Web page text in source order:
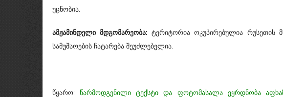
უცნობია.
ამჟამინდელი მდგომარეობა: ტერიტორია ოკუპირებულია რუსეთის
სამუშაოების ჩატარება შეუძლებელია.
წყარო:წარმოდგენილი ტექსტი და ფოტომასალა ეყრდნობა